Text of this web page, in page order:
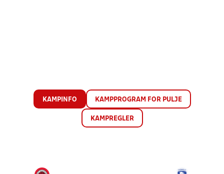
KAMPINFO KAMPPROGRAM FOR PULJE
KAMPREGLER